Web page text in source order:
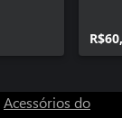
Acessórios do